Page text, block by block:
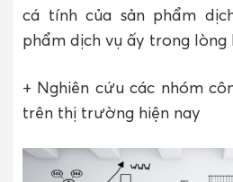
cá tính của sản phẩm
phẩm dịch vụ ấy trong lòng
+ Nghiên cứu các nhóm
trên thị trường hiện nay